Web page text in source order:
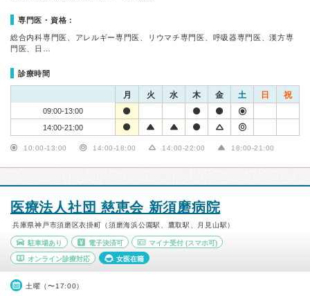
専門医・資格：
総合内科専門医、アレルギー専門医、リウマチ専門医、呼吸器専門医、漢方専
門医、日…
診療時間
月 火 水 木 金 土 日 祝
09:00-13:00
14:00-21:00
10:00-13:00 14:00-18:00 14:00-22:00 18:00-21:00
医療法人社団 慈恵会 新須磨病院
兵庫県神戸市須磨区衣掛町（須磨海浜公園駅、鷹取駅、月見山駅）
駐車場あり 電子決済可 マイナ受付 (スマホ可)
オンライン診療対応 女医在籍
土曜（〜17:00）